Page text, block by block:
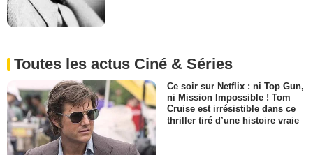
Toutes les actus Ciné & Séries
Ce soir sur Netflix : ni Top Gun,
ni Mission Impossible ! Tom
Cruise est irrésistible dans ce
thriller tiré d’une histoire vraie